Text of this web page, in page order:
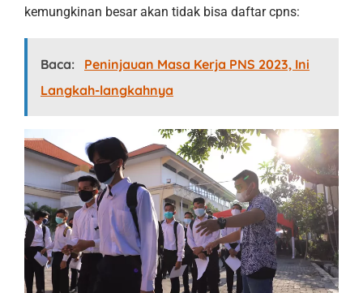
kemungkinan besar akan tidak bisa daftar cpns:
Baca:
Peninjauan Masa Kerja PNS 2023, Ini
Langkah-langkahnya